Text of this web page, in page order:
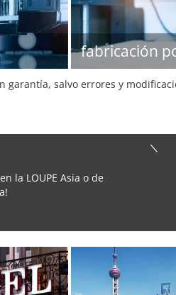
fabricación
garantía, salvo errores y
la LOUPE Asia o de